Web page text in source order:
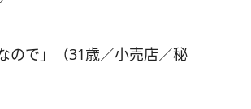
ので」（31歳／小売店／秘